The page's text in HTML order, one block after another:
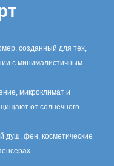
созданный для тех,
с минималистичным
микроклимат и
от солнечного
душ, фен, косметические